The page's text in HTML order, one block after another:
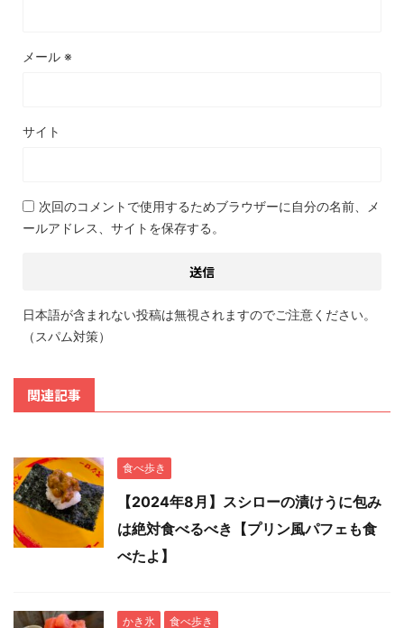
メール ※
サイト
次回のコメントで使用するためブラウザーに自分の名前、メ
ールアドレス、サイトを保存する。
日本語が含まれない投稿は無視されますのでご注意ください。
（スパム対策）
関連記事
食べ歩き
【2024年8月】スシローの漬けうに包み
は絶対食べるべき【プリン風パフェも食
べたよ】
かき氷 食べ歩き